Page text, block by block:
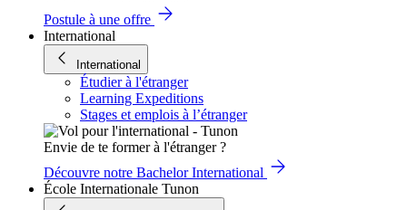
Postule à une offre
International
International
Étudier à l'étranger
Learning Expeditions
Stages et emplois à l’étranger
Envie de te former à l'étranger ?
Découvre notre Bachelor International
École Internationale Tunon